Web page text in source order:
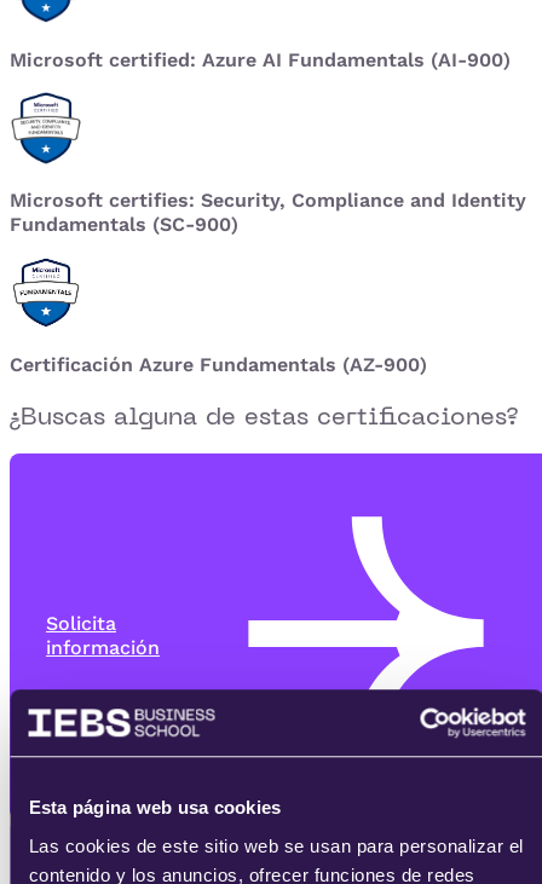
Esta página web usa cookies
Las cookies de este sitio web se usan para personalizar el
contenido y los anuncios, ofrecer funciones de redes
Microsoft certified: Azure AI Fundamentals (AI-900)
Microsoft certifies: Security, Compliance and Identity
Fundamentals (SC-900)
Certificación Azure Fundamentals (AZ-900)
¿Buscas alguna de estas certificaciones?
Solicita
información